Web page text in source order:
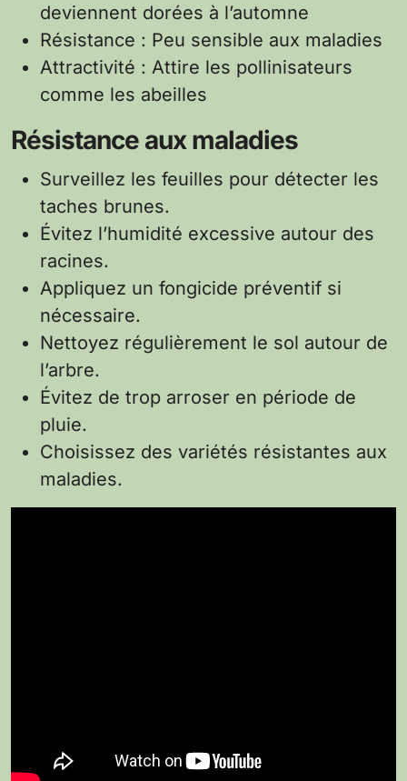
deviennent dorées à l’automne
Résistance : Peu sensible aux maladies
Attractivité : Attire les pollinisateurs
comme les abeilles
Résistance aux maladies
Surveillez les feuilles pour détecter les
taches brunes.
Évitez l’humidité excessive autour des
racines.
Appliquez un fongicide préventif si
nécessaire.
Nettoyez régulièrement le sol autour de
l’arbre.
Évitez de trop arroser en période de
pluie.
Choisissez des variétés résistantes aux
maladies.